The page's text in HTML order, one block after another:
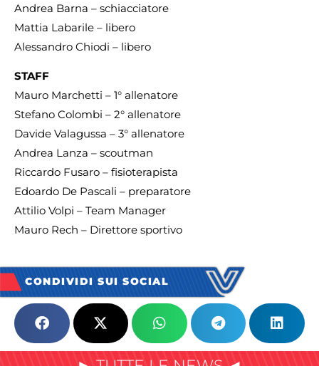
Andrea Barna – schiacciatore
Mattia Labarile – libero
Alessandro Chiodi – libero
STAFF
Mauro Marchetti – 1° allenatore
Stefano Colombi – 2° allenatore
Davide Valagussa – 3° allenatore
Andrea Lanza – scoutman
Riccardo Fusaro – fisioterapista
Edoardo De Pascali – preparatore
Attilio Volpi – Team Manager
Mauro Rech – Direttore sportivo
CONDIVIDI SUI SOCIAL